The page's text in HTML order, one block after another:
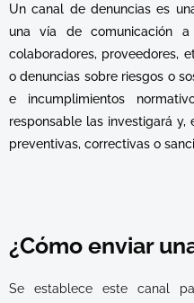
Un canal de denuncias es
una vía de comunicación
colaboradores, proveedores,
o denuncias sobre riesgos o
e incumplimientos
responsable las investigará
preventivas, correctivas o
¿Cómo enviar
Se establece este canal